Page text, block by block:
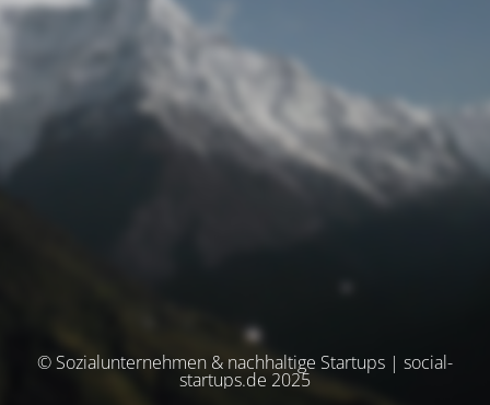
© Sozialunternehmen & nachhaltige Startups | social-
startups.de 2025